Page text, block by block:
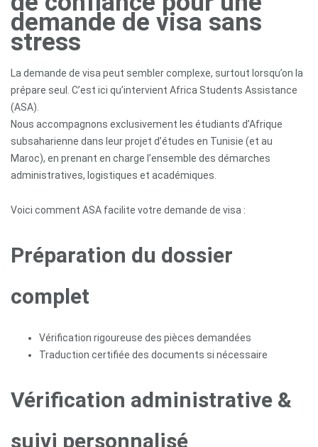
demande de visa sans
stress
La demande de visa peut sembler complexe, surtout lorsqu’on la
prépare seul. C’est ici qu’intervient Africa Students Assistance
(ASA).
Nous accompagnons exclusivement les étudiants d’Afrique
subsaharienne dans leur projet d’études en Tunisie (et au
Maroc), en prenant en charge l’ensemble des démarches
administratives, logistiques et académiques.
Voici comment ASA facilite votre demande de visa :
Préparation du dossier
complet
Vérification rigoureuse des pièces demandées
Traduction certifiée des documents si nécessaire
Vérification administrative &
suivi personnalisé